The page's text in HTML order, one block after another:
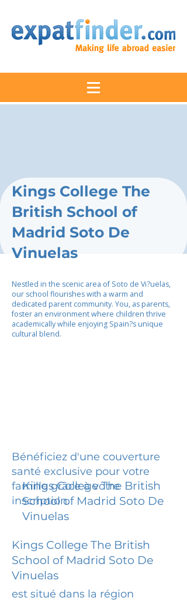
Kings College The
British School of
Madrid Soto De
Vinuelas
Nestled in the scenic area of Soto de Vi?uelas,
our school flourishes with a warm and
dedicated parent community. You, as parents,
foster an environment where children thrive
academically while enjoying Spain?s unique
cultural blend.
Bénéficiez d'une couverture
santé exclusive pour votre
famille grâce à votre
inscription.
Kings College The British
School of Madrid Soto De
Vinuelas
Kings College The British
School of Madrid Soto De
Vinuelas
est situé dans la région